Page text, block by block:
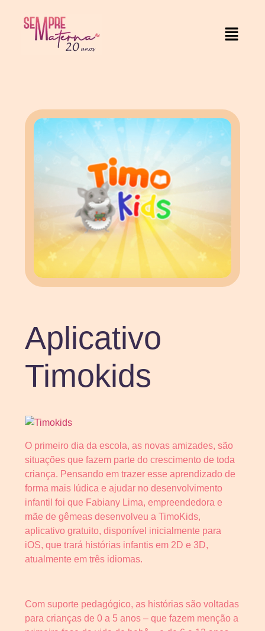
Aplicativo
Timokids
O primeiro dia da escola, as novas amizades, são
situações que fazem parte do crescimento de toda
criança. Pensando em trazer esse aprendizado de
forma mais lúdica e ajudar no desenvolvimento
infantil foi que Fabiany Lima, empreendedora e
mãe de gêmeas desenvolveu a TimoKids,
aplicativo gratuito, disponível inicialmente para
iOS, que trará histórias infantis em 2D e 3D,
atualmente em três idiomas.
Com suporte pedagógico, as histórias são voltadas
para crianças de 0 a 5 anos – que fazem menção a